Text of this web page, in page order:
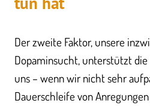
Der zweite Faktor, unsere
Dopaminsucht, unterstützt
uns – wenn wir nicht sehr
Dauerschleife von